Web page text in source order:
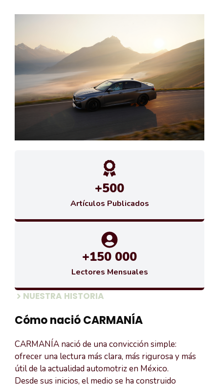
+500
Artículos Publicados
+150 000
Lectores Mensuales
NUESTRA HISTORIA
Cómo nació CARMANÍA
CARMANÍA nació de una convicción simple:
ofrecer una lectura más clara, más rigurosa y más
útil de la actualidad automotriz en México.
Desde sus inicios, el medio se ha construido